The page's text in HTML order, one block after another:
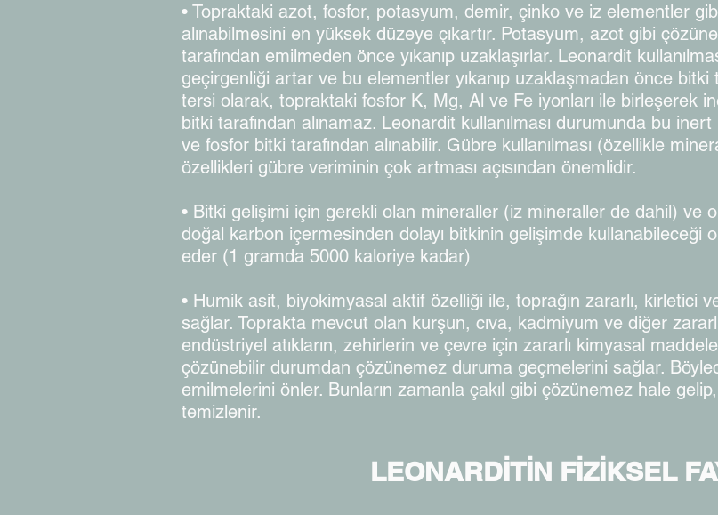
• Topraktaki azot, fosfor, potasyum, demir, çinko ve iz elementler
alınabilmesini en yüksek düzeye çıkartır. Potasyum, azot gibi
tarafından emilmeden önce yıkanıp uzaklaşırlar. Leonardit
geçirgenliği artar ve bu elementler yıkanıp uzaklaşmadan önce bitki
tersi olarak, topraktaki fosfor K, Mg, Al ve Fe iyonları ile birleşerek
bitki tarafından alınamaz. Leonardit kullanılması durumunda bu
ve fosfor bitki tarafından alınabilir. Gübre kullanılması (özellikle
özellikleri gübre veriminin çok artması açısından önemlidir.
• Bitki gelişimi için gerekli olan mineraller (iz mineraller de dahil) ve
doğal karbon içermesinden dolayı bitkinin gelişimde kullanabileceği
eder (1 gramda 5000 kaloriye kadar)
• Humik asit, biyokimyasal aktif özelliği ile, toprağın zararlı, kirletici
sağlar. Toprakta mevcut olan kurşun, cıva, kadmiyum ve diğer
endüstriyel atıkların, zehirlerin ve çevre için zararlı kimyasal
çözünebilir durumdan çözünemez duruma geçmelerini sağlar.
emilmelerini önler. Bunların zamanla çakıl gibi çözünemez hale
temizlenir.
LEONARDİTİN FİZİKSEL